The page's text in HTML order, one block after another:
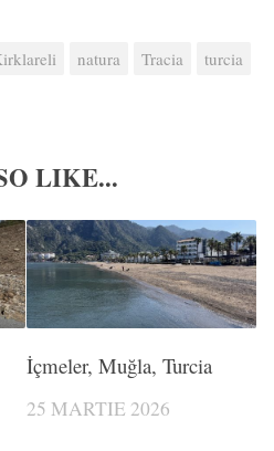
natura Tracia
turcia
LIKE...
İçmeler, Muğla, Turcia
25 MARTIE 2026